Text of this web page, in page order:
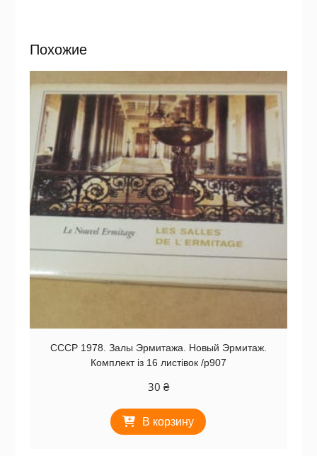
Похожие
СССР 1978. Залы Эрмитажа. Новый Эрмитаж.
Комплект із 16 листівок /р907
30 ₴
В корзину